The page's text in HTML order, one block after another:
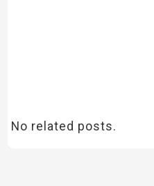
No related posts.